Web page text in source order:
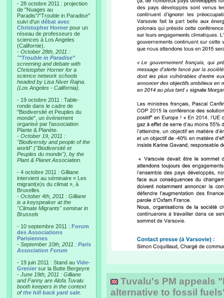
- 28 octobre 2011 : projection
de "Nuages au
Paradis"/"Trouble in Paradise"
suivi d'un débat avec
Christopher Horner pour un
réseau de professeurs de
sciences à Los Angeles
(Californie).
- October 28th, 2011 :
""Trouble in Paradise"
screening and debate with
Christopher Horner for a
science network schools
headed by Lisa Niver Rajna.
(Los Angeles - California).
- 19 octobre 2011 : Table-
ronde dans le cadre de
"Biodiversité et Peuples du
monde", un événement
organisé par l'association
Plante & Planète.
- October 19, 2011 :
"Biodiversity and people of the
world" ("Biodiversité et
Peuples du monde"), by the
Plant & Planet Association.
- 4 octobre 2011 : Gilliane
intervient au séminaire « Les
migrant(e)s du climat », à
Bruxelles
- October 4th, 2011 : Gilliane
is a keyspeaker at the
"Climate Migrants" seminar in
Brussels
- 10 septembre 2011 : Forum
des Associations
Parisiennes
- September 10th, 2011 : Paris
Association Forum
- 19 juin 2011 : Stand au Vide-
Grenier sur la Butte Bergeyre
- June 19th, 2011 : Gilliane
and Fanny are Alofa Tuvalu
booth keepers in the context
ofthe hill back yard sale
Tuvalu's PM appeals
alternative to fossil